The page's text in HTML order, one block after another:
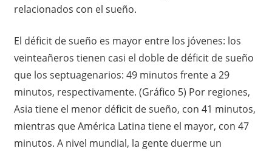
relacionados con el sueño.
El déficit de sueño es mayor entre los jóvenes: los
veinteañeros tienen casi el doble de déficit de sueño
que los septuagenarios: 49 minutos frente a 29
minutos, respectivamente. (Gráfico 5) Por regiones,
Asia tiene el menor déficit de sueño, con 41 minutos,
mientras que América Latina tiene el mayor, con 47
minutos. A nivel mundial, la gente duerme un